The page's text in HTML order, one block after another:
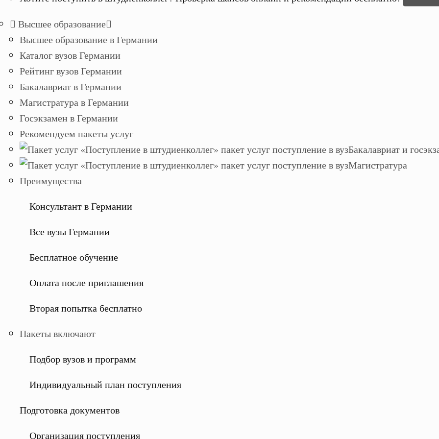
Высшее образование
Высшее образование в Германии
Каталог вузов Германии
Рейтинг вузов Германии
Бакалавриат в Германии
Магистратура в Германии
Госэкзамен в Германии
Рекомендуем пакеты услуг
Бакалавриат и
Магистратура
Преимущества
Консультант в Германии
Все вузы Германии
Бесплатное обучение
Оплата после приглашения
Вторая попытка бесплатно
Пакеты включают
Подбор вузов и программ
Индивидуальный план поступления
Подготовка документов
Организация поступления